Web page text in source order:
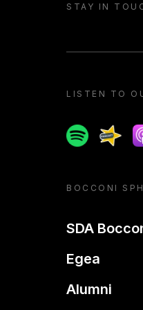
STAY IN
LISTEN TO
Spotify
BOCCONI
SDA
Egea
Alumni